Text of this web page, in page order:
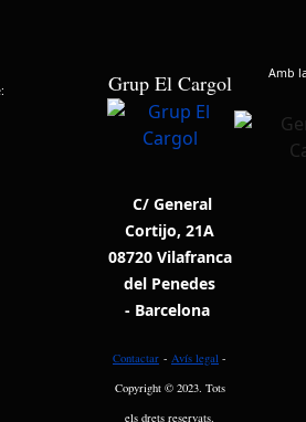
Grup El Cargol Amb
C/ General
Cortijo, 21A
08720 Vilafranca
del Penedes
- Barcelona
Contactar - Avís legal -
Copyright © 2023. Tots
els drets reservats.